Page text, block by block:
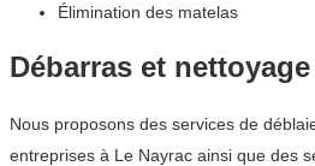
Élimination des matelas
Débarras et
Nous proposons des services de
entreprises à Le Nayrac ainsi que des